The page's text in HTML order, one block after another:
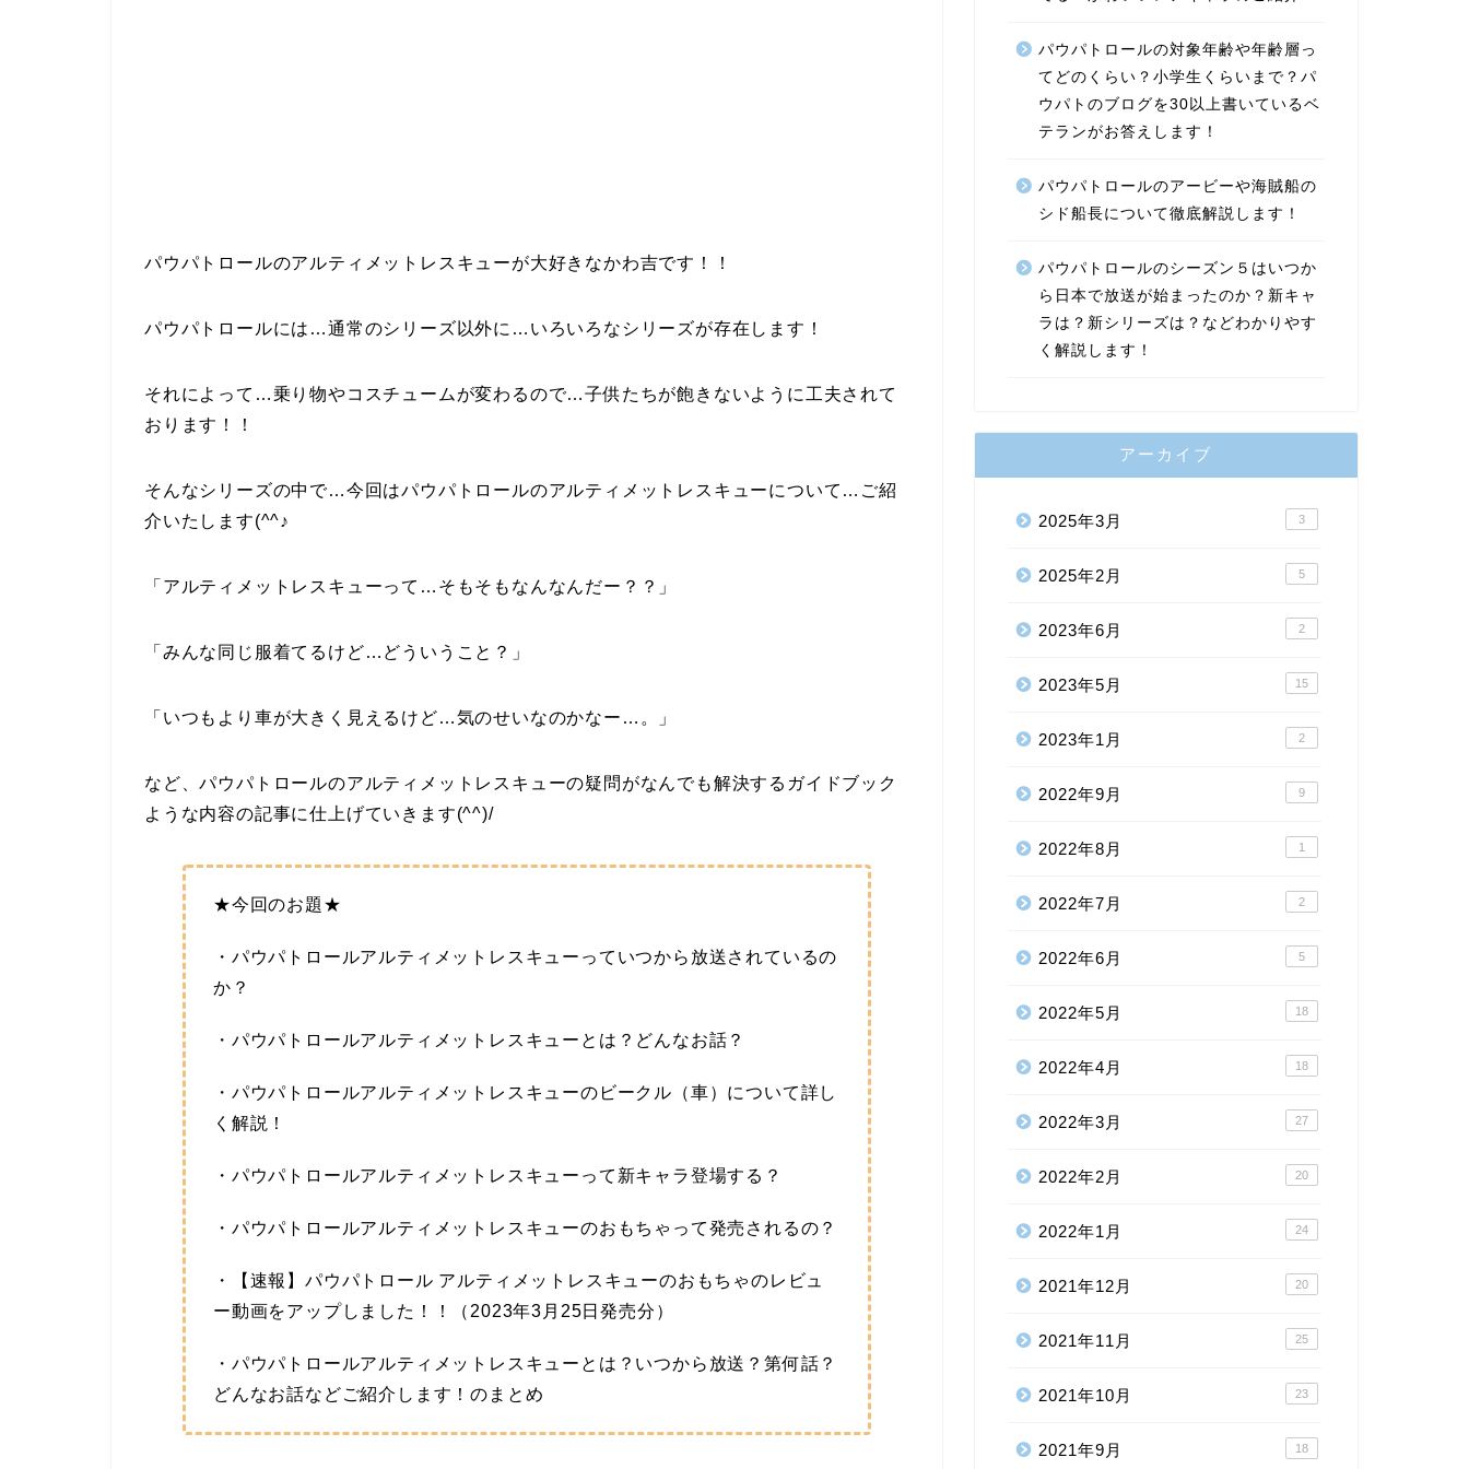
パウパトロールのアルティメットレスキューが大好きなかわ吉です！！
パウパトロールには…通常のシリーズ以外に…いろいろなシリーズが存在します！
それによって…乗り物やコスチュームが変わるので…子供たちが飽きないように工夫されて
おります！！
そんなシリーズの中で…今回はパウパトロールのアルティメットレスキューについて…ご紹
介いたします(^^♪
「アルティメットレスキューって…そもそもなんなんだー？？」
「みんな同じ服着てるけど…どういうこと？」
「いつもより車が大きく見えるけど…気のせいなのかなー…。」
など、パウパトロールのアルティメットレスキューの疑問がなんでも解決するガイドブック
ような内容の記事に仕上げていきます(^^)/
★今回のお題★
・パウパトロールアルティメットレスキューっていつから放送されているの
か？
・パウパトロールアルティメットレスキューとは？どんなお話？
・パウパトロールアルティメットレスキューのビークル（車）について詳し
く解説！
・パウパトロールアルティメットレスキューって新キャラ登場する？
・パウパトロールアルティメットレスキューのおもちゃって発売されるの？
・【速報】パウパトロール アルティメットレスキューのおもちゃのレビュ
ー動画をアップしました！！（2023年3月25日発売分）
・パウパトロールアルティメットレスキューとは？いつから放送？第何話？
どんなお話などご紹介します！のまとめ
パウパトロールの対象年齢や年齢層っ
てどのくらい？小学生くらいまで？パ
ウパトのブログを30以上書いているベ
テランがお答えします！
パウパトロールのアービーや海賊船の
シド船長について徹底解説します！
パウパトロールのシーズン５はいつか
ら日本で放送が始まったのか？新キャ
ラは？新シリーズは？などわかりやす
く解説します！
アーカイブ
2025年3月 3
2025年2月 5
2023年6月 2
2023年5月 15
2023年1月 2
2022年9月 9
2022年8月 1
2022年7月 2
2022年6月 5
2022年5月 18
2022年4月 18
2022年3月 27
2022年2月 20
2022年1月 24
2021年12月 20
2021年11月 25
2021年10月 23
2021年9月 18